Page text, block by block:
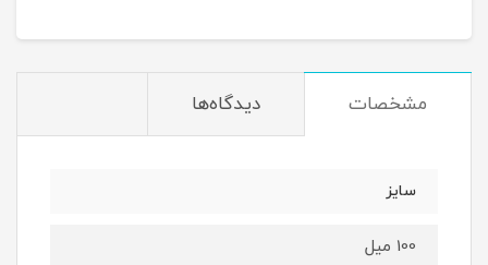
مشخصات دیدگاه‌ها
سایز
100 میل